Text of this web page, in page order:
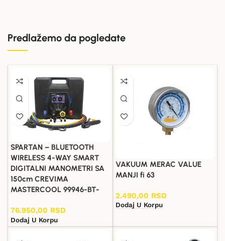
Predlažemo da pogledate
SPARTAN – BLUETOOTH
WIRELESS 4-WAY SMART
DIGITALNI MANOMETRI SA
150cm CREVIMA
MASTERCOOL 99946-BT-
76.950,00 RSD
Dodaj U Korpu
VAKUUM MERAC VALUE
MANJI fi 63
2.490,00 RSD
Dodaj U Korpu